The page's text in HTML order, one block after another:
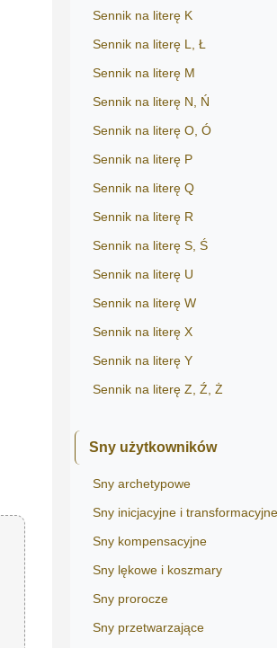
Sennik na literę K
Sennik na literę L, Ł
Sennik na literę M
Sennik na literę N, Ń
Sennik na literę O, Ó
Sennik na literę P
Sennik na literę Q
Sennik na literę R
Sennik na literę S, Ś
Sennik na literę U
Sennik na literę W
Sennik na literę X
Sennik na literę Y
Sennik na literę Z, Ź, Ż
Sny użytkowników
Sny archetypowe
Sny inicjacyjne i transformacyjne
Sny kompensacyjne
Sny lękowe i koszmary
Sny prorocze
Sny przetwarzające